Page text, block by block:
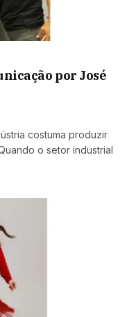
por José
costuma produzir
o setor industrial